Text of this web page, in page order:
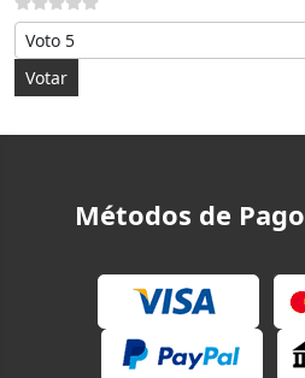
Por favor, vote
Métodos de